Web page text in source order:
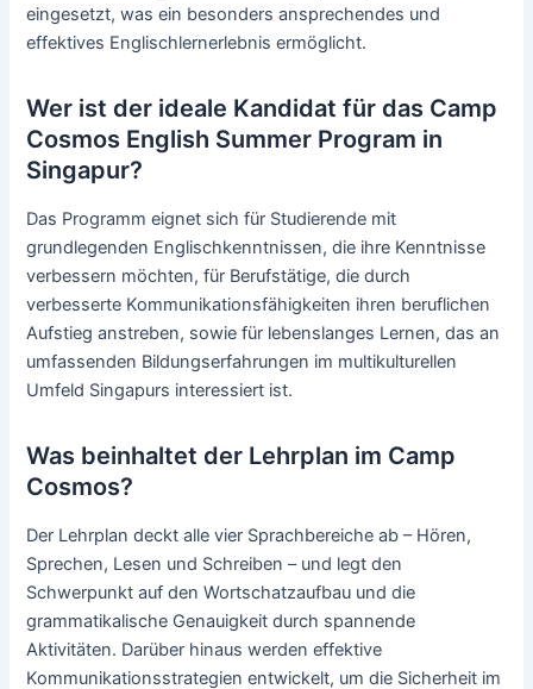
eingesetzt, was ein besonders ansprechendes und
effektives Englischlernerlebnis ermöglicht.
Wer ist der ideale Kandidat für das Camp
Cosmos English Summer Program in
Singapur?
Das Programm eignet sich für Studierende mit
grundlegenden Englischkenntnissen, die ihre Kenntnisse
verbessern möchten, für Berufstätige, die durch
verbesserte Kommunikationsfähigkeiten ihren beruflichen
Aufstieg anstreben, sowie für lebenslanges Lernen, das an
umfassenden Bildungserfahrungen im multikulturellen
Umfeld Singapurs interessiert ist.
Was beinhaltet der Lehrplan im Camp
Cosmos?
Der Lehrplan deckt alle vier Sprachbereiche ab – Hören,
Sprechen, Lesen und Schreiben – und legt den
Schwerpunkt auf den Wortschatzaufbau und die
grammatikalische Genauigkeit durch spannende
Aktivitäten. Darüber hinaus werden effektive
Kommunikationsstrategien entwickelt, um die Sicherheit im